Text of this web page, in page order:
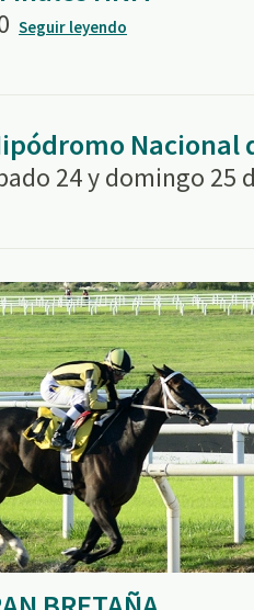
Seguir leyendo
Nacional
24 y domingo 25